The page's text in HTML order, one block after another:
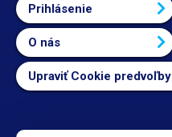
Prihlásenie
O nás
Upraviť Cookie predvoľby